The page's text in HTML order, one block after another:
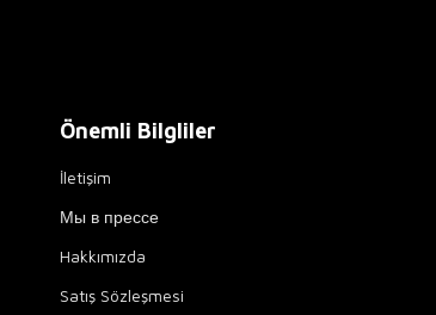
Önemli Bilgliler
İletişim
Мы в прессе
Hakkımızda
Satış Sözleşmesi